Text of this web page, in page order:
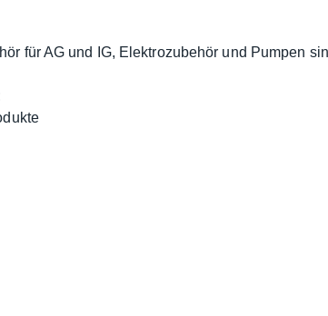
für AG und IG, Elektrozubehör und Pumpen